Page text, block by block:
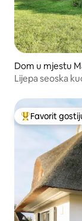
Dom u mjestu
Lijepa seoska
Glavni favorit
Favorit